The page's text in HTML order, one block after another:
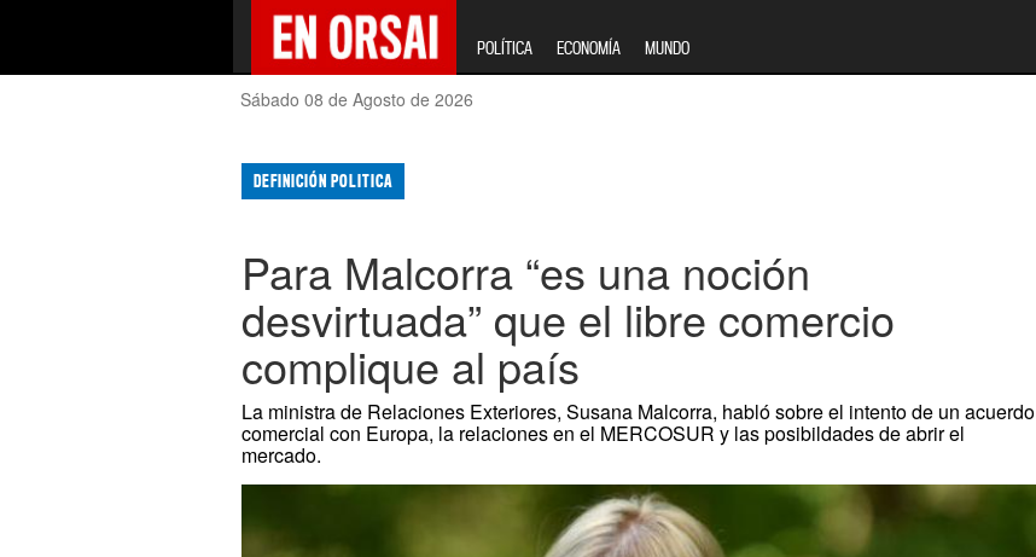
POLÍTICA ECONOMÍA MUNDO
Sábado 08 de Agosto de 2026
DEFINICIÓN POLITICA
Para Malcorra “es una noción
desvirtuada” que el libre comercio
complique al país
La ministra de Relaciones Exteriores, Susana Malcorra, habló sobre el intento de un acuerdo
comercial con Europa, la relaciones en el MERCOSUR y las posibildades de abrir el
mercado.